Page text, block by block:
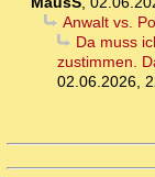
Anwalt vs.
Da muss
zustimmen.
02.06.2026,